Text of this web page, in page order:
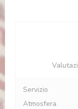
Servizio
Atmosfera